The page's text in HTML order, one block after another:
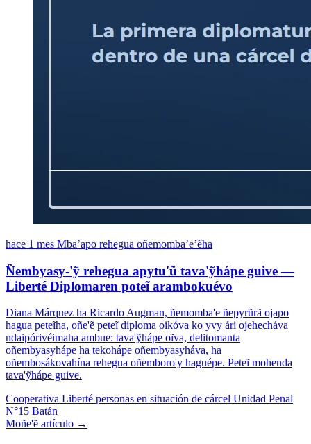
hace 1 mes Mba’apo rehegua oñemomba’e’ẽha
Ñembyasy-'ỹ rehegua apytu'ũ tava'ỹhápe guive —
Liberté Diplomaren poteĩ arambokuévo
Diana Márquez ha Ricardo Augman, ñemomba'e ñepyrũrã ojapo
hagua peteĩha, oñe'ẽ peteĩ diploma oikóva ko yvy ári ojehecháva
ndaipórivéimaha ambue: tava'ỹhápe oĩva, delitomanta
oñembyasyhápe ha tekohápe oñembyasyháva, ha
oñembosákovahína rehegua oñemboro'y haguépe. Peteĩ mohenda
tava'ỹhápe guive.
Cooperativa Liberté personas en situación de cárcel Unidad Penal
N°15 Batán
Moñe'ẽ artículo →